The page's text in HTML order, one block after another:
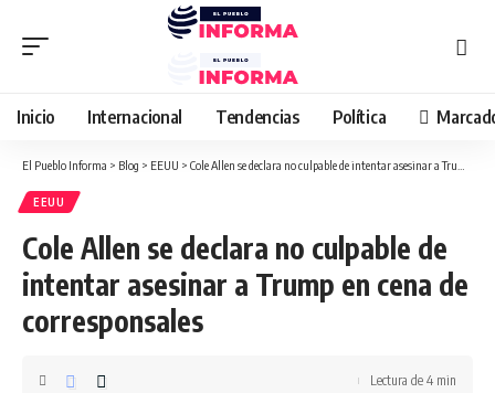
Inicio Internacional Tendencias Política
El Pueblo Informa > Blog > EEUU > Cole Allen se declara no culpable de intentar asesinar a Trump en cena de corresponsales
EEUU
Cole Allen se declara no culpable de
intentar asesinar a Trump en cena de
corresponsales
Lectura de 4 min